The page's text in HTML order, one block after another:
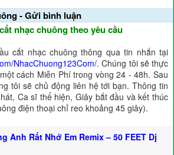
- Gửi bình luận
nhạc chuông theo yêu cầu
cắt nhạc chuông thông qua tin nhắn tại
NhacChuong123Com/. Chúng tôi sẽ thực
cách Miễn Phí trong vòng 24 - 48h. Sau
tôi sẽ chủ động liên hệ tới bạn. Thông tin
Ca sĩ thể hiện, Giây bắt đầu và kết thúc
điện thoại chỉ reo khoảng 45 giây).
Anh Rất Nhớ Em Remix – 50 FEET Dj